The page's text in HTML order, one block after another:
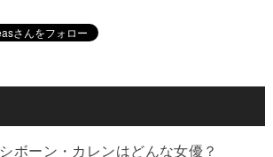
シボーン・カレンはどんな女優？